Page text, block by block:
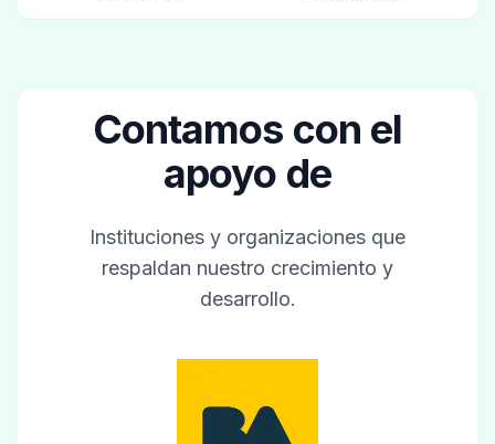
Contamos con el
apoyo de
Instituciones y organizaciones que
respaldan nuestro crecimiento y
desarrollo.